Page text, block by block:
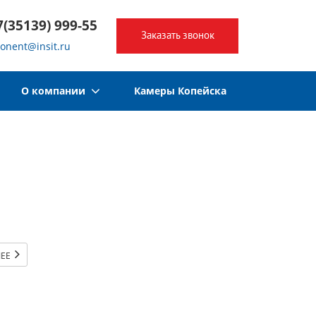
999-55
Заказать звонок
О компании Камеры Копейска